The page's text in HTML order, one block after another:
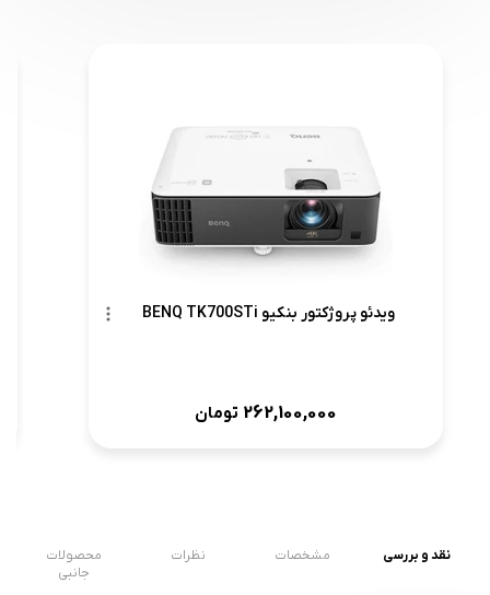
ویدئو پروژکتور بنکیو BENQ TK700STi
262,100,000 تومان
نقد و بررسی مشخصات نظرات
محصولات
جانبی